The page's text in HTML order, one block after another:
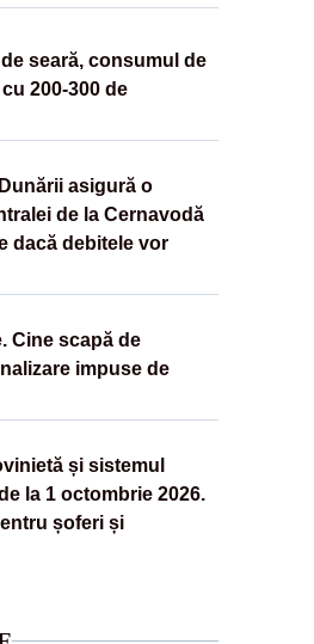
seară, consumul de
200-300 de
asigură o
de la Cernavodă
dacă debitele vor
Cine scapă de
impuse de
și sistemul
la 1 octombrie 2026.
șoferi și